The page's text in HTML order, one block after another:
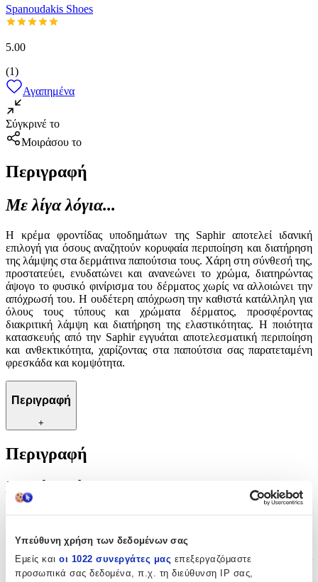
Υπεύθυνη χρήση των δεδομένων σας
Εμείς και οι 1022 συνεργάτες μας επεξεργαζόμαστε
προσωπικά σας δεδομένα, π.χ. τη διεύθυνση IP σας,
Spanoudakis Shoes
5.00
(1)
Αγαπημένα
Σύγκρινέ το
Μοιράσου το
Περιγραφή
Με λίγα λόγια...
Η κρέμα φροντίδας υποδημάτων της Saphir αποτελεί ιδανική
επιλογή για όσους αναζητούν κορυφαία περιποίηση και διατήρηση
της λάμψης στα δερμάτινα παπούτσια τους. Χάρη στη σύνθεσή της,
προστατεύει, ενυδατώνει και ανανεώνει το χρώμα, διατηρώντας
άψογο το φυσικό φινίρισμα του δέρματος χωρίς να αλλοιώνει την
απόχρωσή του. Η ουδέτερη απόχρωση την καθιστά κατάλληλη για
όλους τους τύπους και χρώματα δέρματος, προσφέροντας
διακριτική λάμψη και διατήρηση της ελαστικότητας. Η ποιότητα
κατασκευής από την Saphir εγγυάται αποτελεσματική περιποίηση
και ανθεκτικότητα, χαρίζοντας στα παπούτσια σας παρατεταμένη
φρεσκάδα και κομψότητα.
Περιγραφή
+
Περιγραφή
Με λίγα λόγια...
Η κρέμα φροντίδας υποδημάτων της Saphir αποτελεί ιδανική
της λάμψης στα δερμάτινα παπούτσια τους. Χάρη στη σύνθεσή της,
προστατεύει, ενυδατώνει και ανανεώνει το χρώμα, διατηρώντας
άψογο το φυσικό φινίρισμα του δέρματος χωρίς να αλλοιώνει την